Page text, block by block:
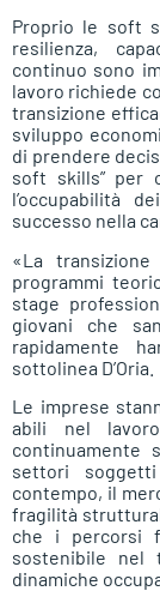
Proprio le soft
resilienza,
continuo sono
lavoro richiede
transizione
sviluppo
di prendere
soft skills” per
l’occupabilità
successo nella
«La
programmi
stage
giovani che
rapidamente
sottolinea D’Oria.
Le imprese
abili nel
continuamente
settori
contempo, il
fragilità
che i percorsi
sostenibile nel
dinamiche